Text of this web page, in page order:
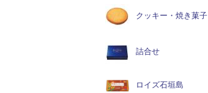
クッキー・焼き菓子
詰合せ
ロイズ石垣島